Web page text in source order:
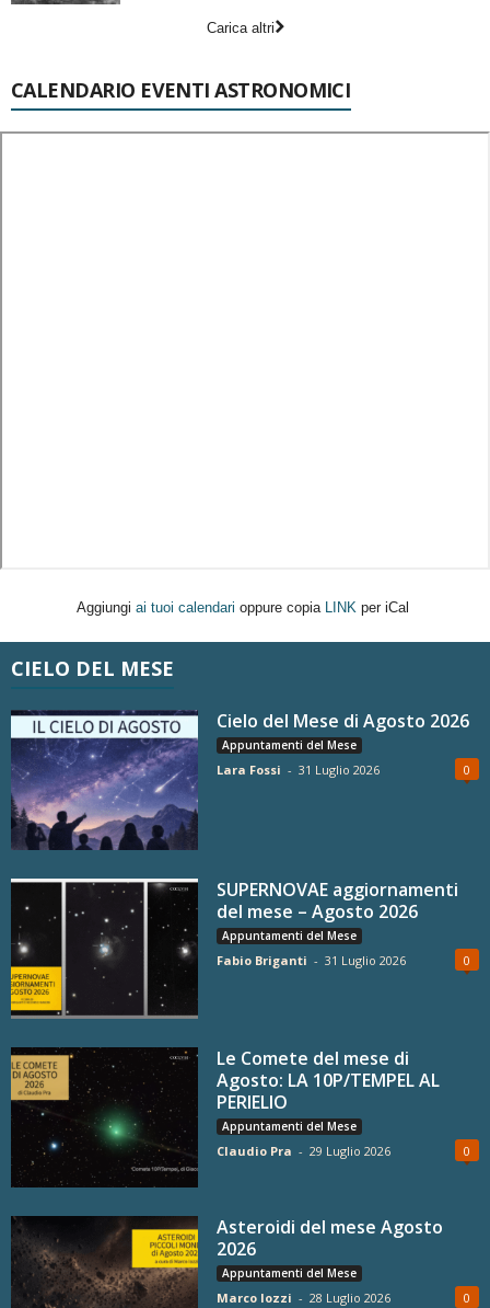
Carica altri
CALENDARIO EVENTI ASTRONOMICI
Aggiungi ai tuoi calendari oppure copia LINK per iCal
CIELO DEL MESE
Cielo del Mese di Agosto 2026
Appuntamenti del Mese
Lara Fossi - 31 Luglio 2026 0
SUPERNOVAE aggiornamenti
del mese – Agosto 2026
Appuntamenti del Mese
Fabio Briganti - 31 Luglio 2026 0
Le Comete del mese di
Agosto: LA 10P/TEMPEL AL
PERIELIO
Appuntamenti del Mese
Claudio Pra - 29 Luglio 2026 0
Asteroidi del mese Agosto
2026
Appuntamenti del Mese
Marco Iozzi - 28 Luglio 2026 0